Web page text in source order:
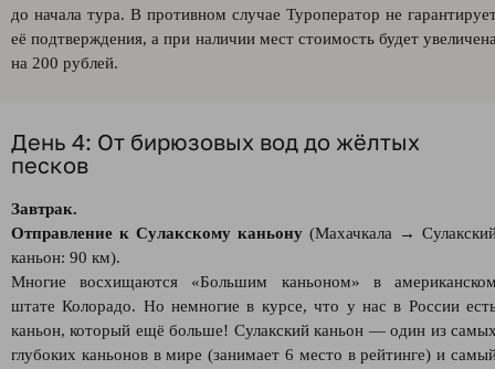
до начала тура. В противном случае Туроператор не
её подтверждения, а при наличии мест стоимость будет
на 200 рублей.
День 4: От бирюзовых вод до жёлтых
песков
Завтрак.
Отправление к Сулакскому каньону (Махачкала →
каньон: 90 км).
Многие восхищаются «Большим каньоном» в
штате Колорадо. Но немногие в курсе, что у нас в России
каньон, который ещё больше! Сулакский каньон — один из
глубоких каньонов в мире (занимает 6 место в рейтинге) и